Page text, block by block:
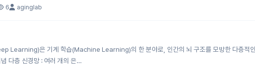
6 aginglab
Learning)은 기계 학습(Machine Learning)의 한 분야로, 인간의 뇌 구조를 모방한 다층
념 다층 신경망 : 여러 개의 은…